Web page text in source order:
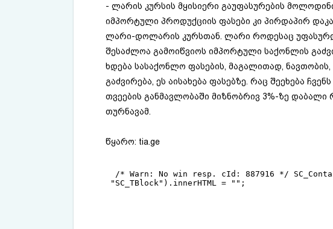
- ლარის კურსის მყისიერი გაუფასურების
იმპორტული პროდუქციის ფასები კი პირდაპირ
ლარი-დოლარის კურსთან. ლარი როდესაც
შესაძლოა გამოიწვიოს იმპორტული საქონლის
ხდება სასაქონლო ფასების, მაგალითად,
გაძვირება, ეს აისახება ფასებზე. რაც შეეხება
თვეების განმავლობაში მიზნობრივ 3%-ზე დაბალი
თურნავამ.
წყარო: tia.ge